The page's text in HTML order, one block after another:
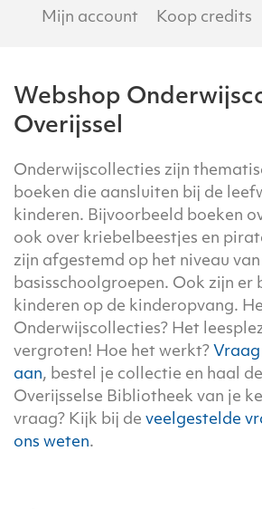
Mijn account Koop credits
Webshop
Overijssel
Onderwijscollecties zijn
boeken die aansluiten bij de
kinderen. Bijvoorbeeld boeken
ook over kriebelbeestjes en
zijn afgestemd op het niveau
basisschoolgroepen. Ook zijn er
kinderen op de kinderopvang.
Onderwijscollecties? Het
vergroten! Hoe het werkt?
aan, bestel je collectie en haal
Overijsselse Bibliotheek van je
vraag? Kijk bij de veelgestelde
ons weten.